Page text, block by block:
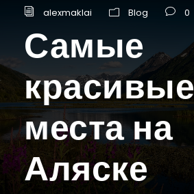
alexmaklai Blog 0
Самые
красивые
места на
Аляске